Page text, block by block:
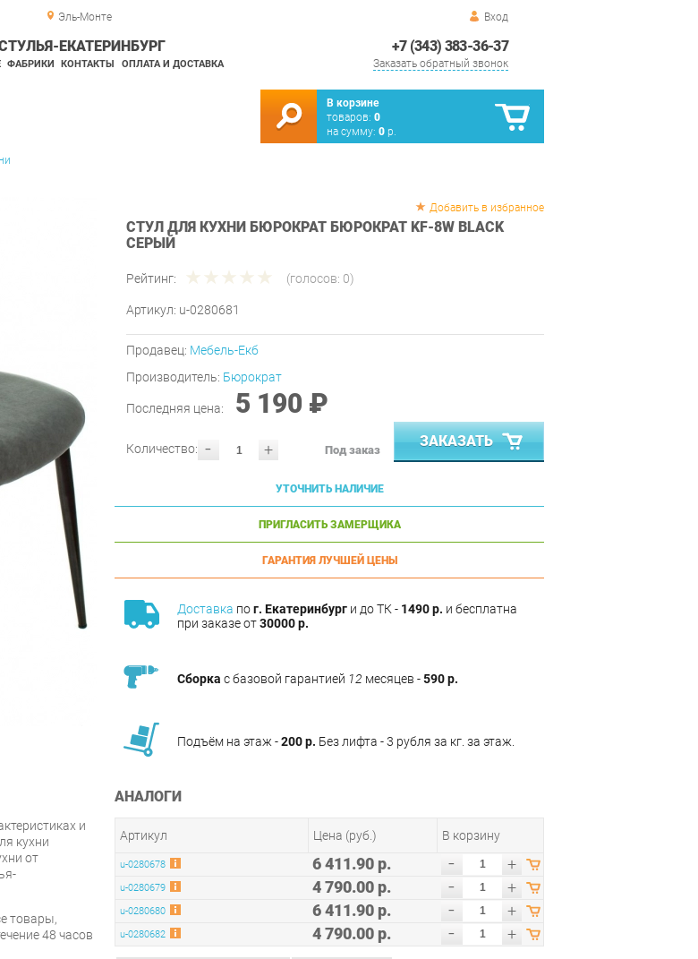
Эль-Монте Вход
+7 (343) 383-36-37
Заказать обратный звонок
ЕКАТЕРИНБУРГ
ФАБРИКИ КОНТАКТЫ ОПЛАТА И ДОСТАВКА
В корзине
товаров: 0
на сумму: 0 р.
Добавить в избранное
СТУЛ ДЛЯ КУХНИ БЮРОКРАТ БЮРОКРАТ KF-8W BLACK
СЕРЫЙ
Рейтинг: (голосов: 0)
Артикул: u-0280681
Продавец: Мебель-Екб
Производитель: Бюрократ
Последняя цена: 5 190 ₽
- +
Количество: Под заказ
ЗАКАЗАТЬ
УТОЧНИТЬ НАЛИЧИЕ
ПРИГЛАСИТЬ ЗАМЕРЩИКА
ГАРАНТИЯ ЛУЧШЕЙ ЦЕНЫ
Доставка пог. Екатеринбург и до ТК - 1490 р. и бесплатна
при заказе от30000 р.
Сборка с базовой гарантией 12 месяцев -590 р.
Подъём на этаж -200 р. Без лифта - 3 рубля за кг. за этаж.
АНАЛОГИ
Артикул Цена (руб.) В корзину
u-0280678 6 411.90 р. - +
u-0280679 4 790.00 р. - +
u-0280680 6 411.90 р. - +
u-0280682 4 790.00 р. - +
и
кухни
от
товары,
48 часов